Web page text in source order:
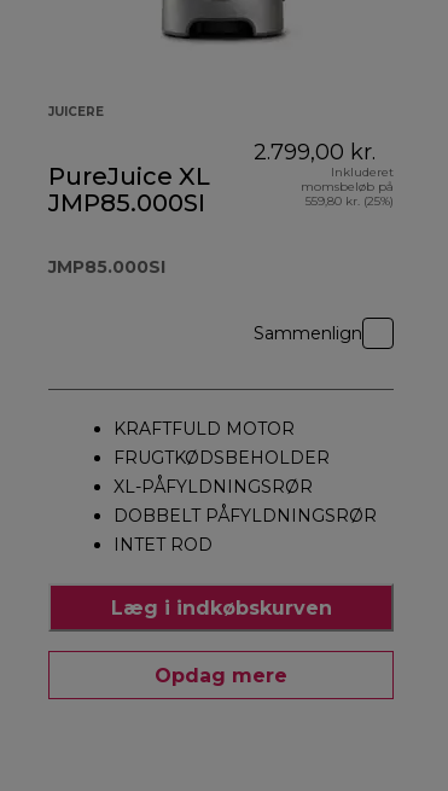
JUICERE
PureJuice XL
JMP85.000SI
JMP85.000SI
2.799,00 kr.
Inkluderet
momsbeløb på
559,80 kr. (25%)
Sammenlign
KRAFTFULD MOTOR
FRUGTKØDSBEHOLDER
XL-PÅFYLDNINGSRØR
DOBBELT PÅFYLDNINGSRØR
INTET ROD
Læg i indkøbskurven
Opdag mere